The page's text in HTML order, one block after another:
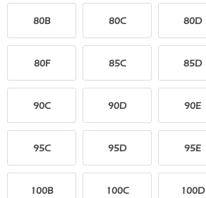
80B 80C 80D
80F 85C 85D
90C 90D 90E
95C 95D 95E
100B 100C 100D